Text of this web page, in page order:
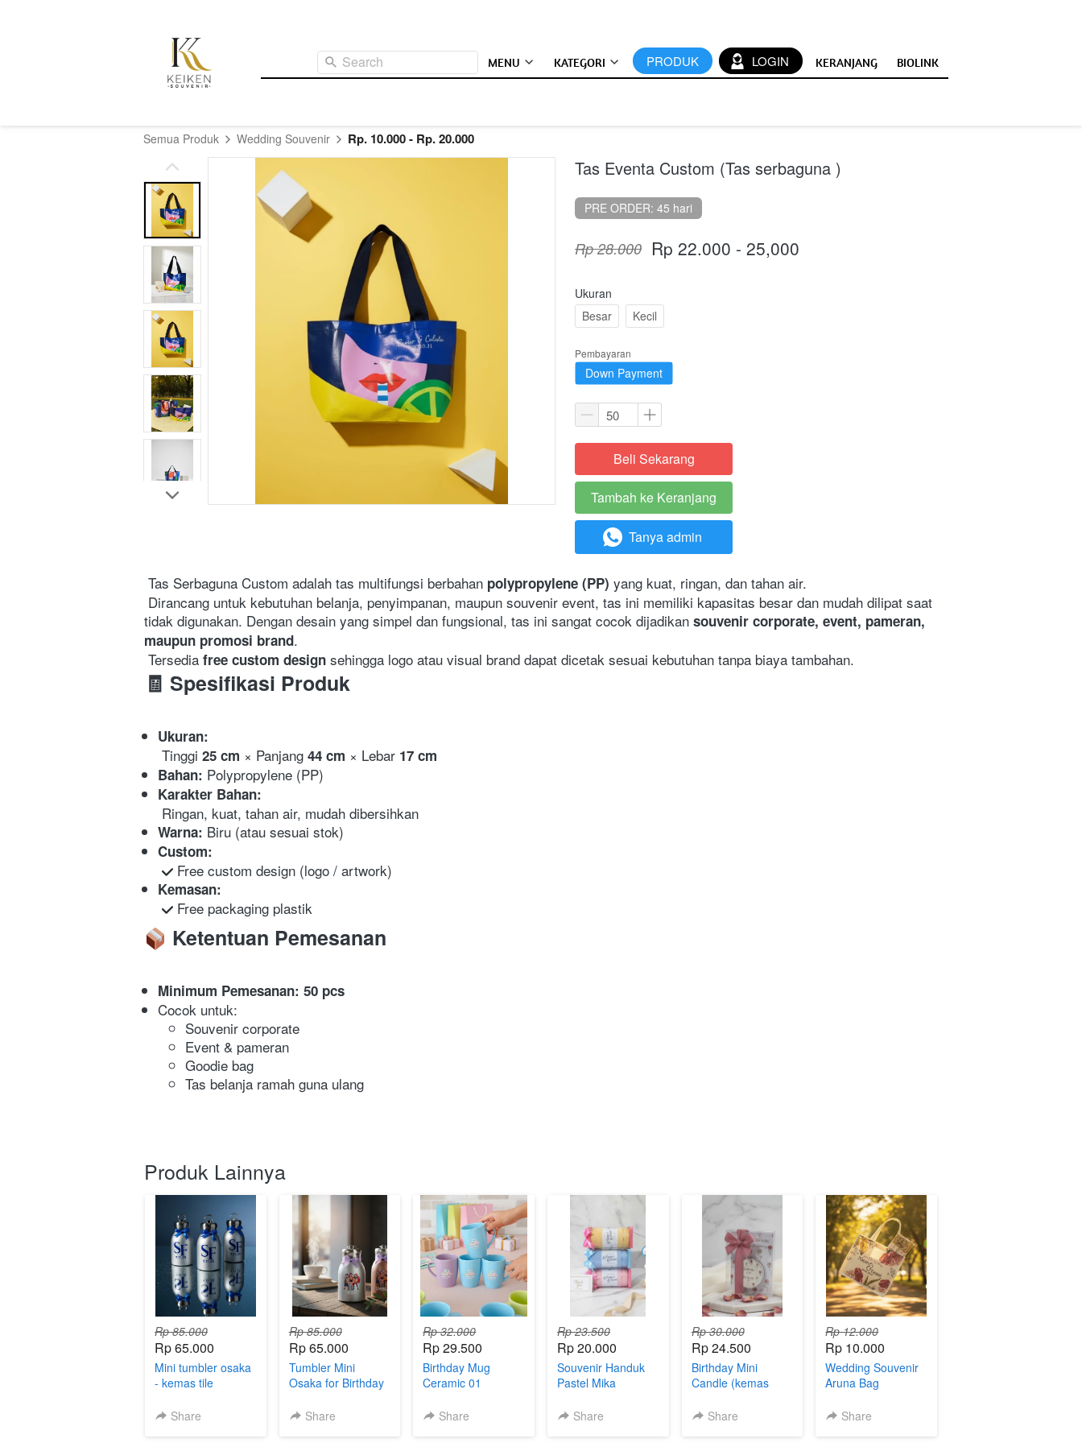
Search MENU KATEGORI `PRODUK ` LOGIN KERANJANG BIOLINK
Semua Produk Wedding Souvenir Rp. 10.000 - Rp. 20.000
Tas Eventa Custom (Tas serbaguna )
PRE ORDER: 45 hari
Rp 28.000 Rp 22.000 - 25,000
Ukuran
Besar
Kecil
Pembayaran
Down Payment
`Beli Sekarang
`
Tambah ke Keranjang
` Tanya admin
Tas Serbaguna Custom adalah tas multifungsi berbahan polypropylene (PP) yang kuat, ringan, dan tahan air.
tidak digunakan. Dengan desain yang simpel dan fungsional, tas ini sangat cocok dijadikan souvenir corporate, event, pameran,
maupun promosi brand.
Tersedia free custom design sehingga logo atau visual brand dapat dicetak sesuai kebutuhan tanpa biaya tambahan.
🧾 Spesifikasi Produk
Ukuran:
Tinggi 25 cm × Panjang 44 cm × Lebar 17 cm
Bahan: Polypropylene (PP)
Karakter Bahan:
Ringan, kuat, tahan air, mudah dibersihkan
Warna: Biru (atau sesuai stok)
Custom:
Free custom design (logo / artwork)
Kemasan:
Free packaging plastik
Ketentuan Pemesanan
Minimum Pemesanan: 50 pcs
Cocok untuk:
Souvenir corporate
Event & pameran
Goodie bag
Tas belanja ramah guna ulang
Produk Lainnya
Rp 85.000
Rp 65.000
Mini tumbler osaka
- kemas tile
Share
Rp 85.000
Rp 65.000
Tumbler Mini
Osaka for Birthday
Share
Rp 32.000
Rp 29.500
Birthday Mug
Ceramic 01
Share
Rp 23.500
Rp 20.000
Souvenir Handuk
Pastel Mika
Share
Rp 30.000
Rp 24.500
Birthday Mini
Candle (kemas
Share
Rp 12.000
Rp 10.000
Wedding Souvenir
Aruna Bag
Share